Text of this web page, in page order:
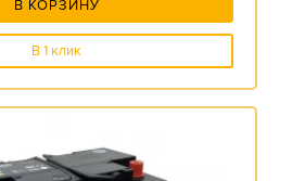
В КОРЗИНУ
В 1 клик